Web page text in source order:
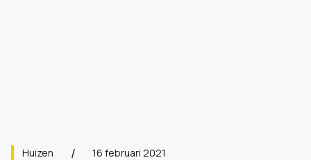
Huizen 16 februari 2021